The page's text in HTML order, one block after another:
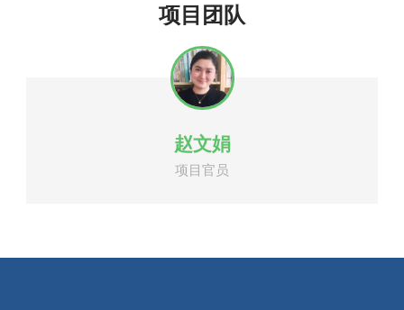
项目团队
赵文娟
项目官员